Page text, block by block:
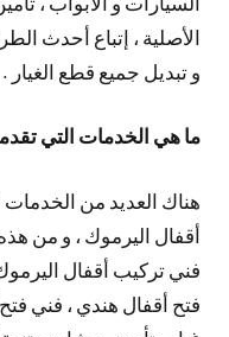
الأصلية ، إتباع أحدث
و تبديل جميع قطع الغيار .
ما هي الخدمات التي
هناك العديد من الخدمات
أقفال اليرموك ، و من
فني تركيب أقفال
فتح أقفال هندي ، فني